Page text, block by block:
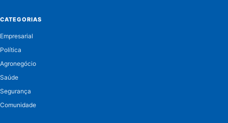
CATEGORIAS
Empresarial
Política
Agronegócio
Saúde
Segurança
Comunidade